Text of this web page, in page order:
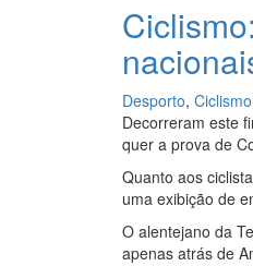
Desporto, Ciclismo
Decorreram este
quer a prova de
Quanto aos
uma exibição de
O alentejano da
apenas atrás de